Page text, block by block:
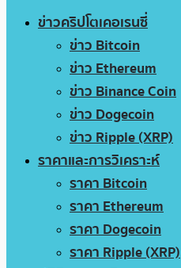
ข่าวคริปโตเคอเรนซี่
ข่าว Bitcoin
ข่าว Ethereum
ข่าว Binance Coin
ข่าว Dogecoin
ข่าว Ripple (XRP)
ราคาและการวิเคราะห์
ราคา Bitcoin
ราคา Ethereum
ราคา Dogecoin
ราคา Ripple (XRP)